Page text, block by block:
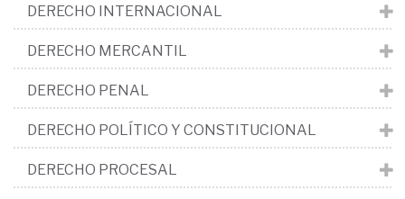
DERECHO INTERNACIONAL
DERECHO MERCANTIL
DERECHO PENAL
DERECHO POLÍTICO Y CONSTITUCIONAL
DERECHO PROCESAL